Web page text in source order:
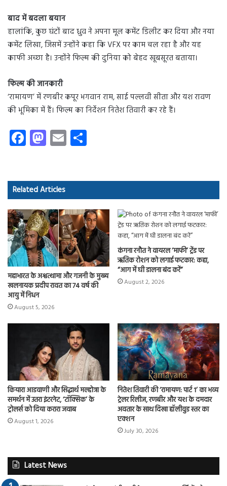
बाद में बदला बयान
हालांकि, कुछ घंटों बाद ध्रुव ने अपना मूल कमेंट डिलीट कर दिया और नया
कमेंट लिखा, जिसमें उन्होंने कहा कि VFX पर काम चल रहा है और यह
काफी अच्छा है। उन्होंने फिल्म की दुनिया को बेहद खूबसूरत बताया।
फिल्म की जानकारी
‘रामायण’ में रणबीर कपूर भगवान राम, साई पल्लवी सीता और यश रावण
की भूमिका में हैं। फिल्म का निर्देशन नितेश तिवारी कर रहे हैं।
Fa
ce
o
ok
M
as
d
o
n
E
m
Related Articles
महाभारत के अश्वत्थामा और गजनी के मुख्य
खलनायक प्रदीप रावत का 74 वर्ष की
आयु में निधन
August 5, 2026
कंगना रनौत ने वायरल ‘माफी’ ट्रेंड पर
ऋतिक रोशन को लगाई फटकार: कहा,
“आग में घी डालना बंद करें”
August 2, 2026
कियारा आडवाणी और सिद्धार्थ मल्होत्रा के
समर्थन में उतरा इंटरनेट, ‘टॉक्सिक’ के
ट्रोलर्स को दिया करारा जवाब
August 1, 2026
नितेश तिवारी की ‘रामायण: पार्ट 1’ का भव्य
ट्रेलर रिलीज, रणबीर और यश के दमदार
अवतार के साथ दिखा हॉलीवुड स्तर का
एक्शन
July 30, 2026
Latest News